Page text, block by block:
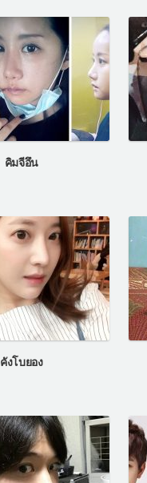
คิมจีอึน
คังโบยอง